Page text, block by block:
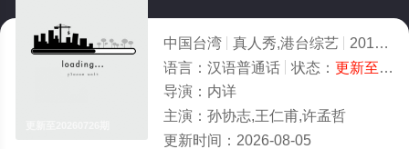
中国台湾 真人秀,港台综艺 2016
语言： 汉语普通话 状态： 更新至20260726期
导演： 内详
主演： 孙协志,王仁甫,许孟哲
更新时间： 2026-08-05